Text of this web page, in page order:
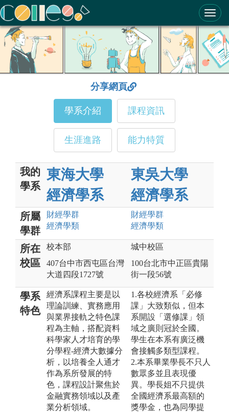
ColleGo! 大學選才與高中育才輔助系統
分享網頁
學系介紹 課程資訊
生涯進路 能力特質
我的
學系
東海大學
經濟學系
東吳大學
經濟學系
所屬
學群
財經學群
經濟學類
財經學群
經濟學類
所在
校區
校本部
407台中市西屯區台灣
大道四段1727號
城中校區
100台北市中正區貴陽
街一段56號
學系
特色
經濟系課程主要是以
理論訓練、實務應用
與業界接軌之特色課
程為主軸，搭配資料
科學家人才培育的學
分學程-經濟大數據分
析，以培養全人通才
作為系所發展的特
色，課程設計聚焦於
金融實務領域以及產
業分析領域。
1.各校經濟系「必修
課」大致類似，但本
系開設「選修課」領
域之廣則冠於全國。
學生在本系有廣泛機
會接觸多類型課程。
2.本系畢業學長不只人
數眾多並且表現優
異。學長姐不只提供
全國經濟系最高額的
獎學金，也為同學提